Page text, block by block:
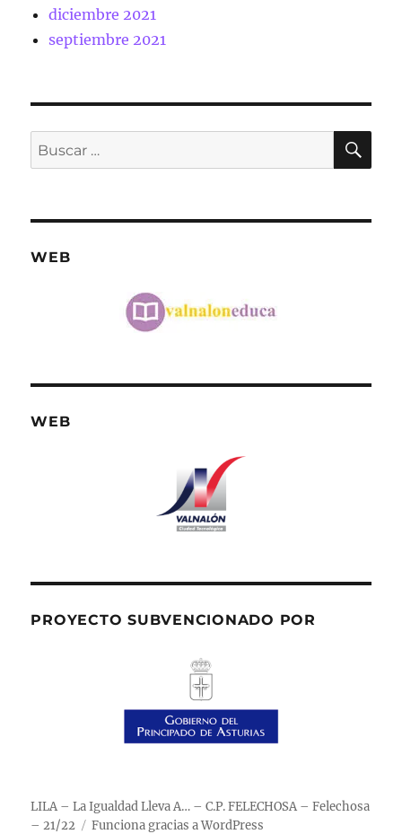
diciembre 2021
septiembre 2021
Buscar
por:
WEB
WEB
PROYECTO SUBVENCIONADO POR
LILA – La Igualdad Lleva A… – C.P. FELECHOSA – Felechosa
– 21/22
Funciona gracias a WordPress